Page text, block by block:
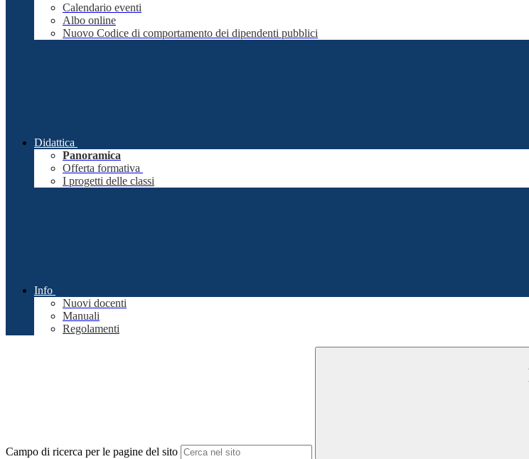
Calendario eventi
Albo online
Nuovo Codice di comportamento dei dipendenti pubblici
Didattica
Panoramica
Offerta formativa
I progetti delle classi
Info
Nuovi docenti
Manuali
Regolamenti
Campo di ricerca per le pagine del sito